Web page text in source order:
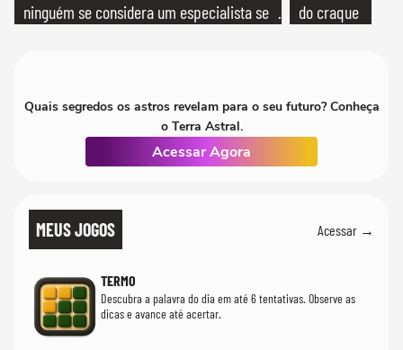
ninguém se considera um especialista se
do craque
Quais segredos os astros revelam para o seu futuro? Conheça
o Terra Astral.
Acessar Agora
MEUS JOGOS Acessar →
TERMO
Descubra a palavra do dia em até 6 tentativas. Observe as
dicas e avance até acertar.